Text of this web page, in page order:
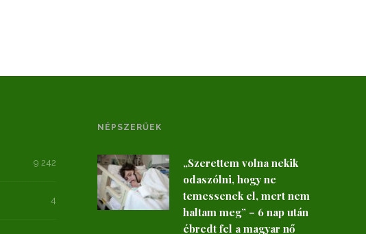
9 242
4
NÉPSZERŰEK
„Szerettem volna nekik
odaszólni, hogy ne
temessenek el, mert nem
haltam meg” – 6 nap után
ébredt fel a magyar nő